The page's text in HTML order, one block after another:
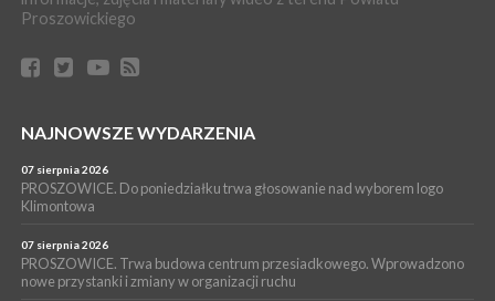
17 lipca 2026
bezpłatne warsztaty realizowane w ramach unijnego projektu
[ZDJĘCIA]
16 lipca 2026
Pałecznicy będą obsługiwani w Proszowicach
WYDARZENIA
PROSZOWICE. W parku Warsztaty Edukacyjno-Przyrodnicze
NOC CIEM
Proszowickiego
NAJNOWSZE WYDARZENIA
07 sierpnia 2026
PROSZOWICE. Do poniedziałku trwa głosowanie nad wyborem logo
Klimontowa
07 sierpnia 2026
PROSZOWICE. Trwa budowa centrum przesiadkowego. Wprowadzono
nowe przystanki i zmiany w organizacji ruchu